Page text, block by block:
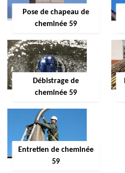
Pose de chapeau de
cheminée 59
Débistrage de
cheminée 59
Entretien de cheminée
59